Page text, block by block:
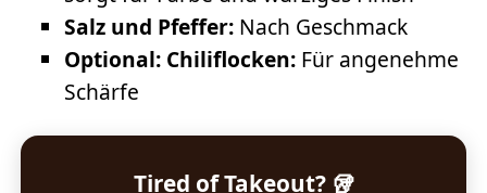
Salz und Pfeffer: Nach Geschmack
Optional: Chiliflocken: Für angenehme
Schärfe
Tired of Takeout? 🥡